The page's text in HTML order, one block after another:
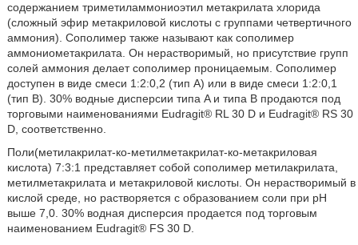
содержанием триметиламмониоэтил метакрилата хлорида
(сложный эфир метакриловой кислоты с группами четвертичного
аммония). Сополимер также называют как сополимер
аммониометакрилата. Он нерастворимый, но присутствие групп
солей аммония делает сополимер проницаемым. Сополимер
доступен в виде смеси 1:2:0,2 (тип A) или в виде смеси 1:2:0,1
(тип B). 30% водные дисперсии типа A и типа B продаются под
торговыми наименованиями Eudragit® RL 30 D и Eudragit® RS 30
D, соответственно.
Поли(метилакрилат-кo-метилметакрилат-кo-метакриловая
кислота) 7:3:1 представляет собой сополимер метилакрилата,
метилметакрилата и метакриловой кислоты. Он нерастворимый в
кислой среде, но растворяется с образованием соли при рН
выше 7,0. 30% водная дисперсия продается под торговым
наименованием Eudragit® FS 30 D.